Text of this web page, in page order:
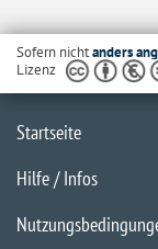
Sofern nichtanders
Lizenz
Startseite
Hilfe / Infos